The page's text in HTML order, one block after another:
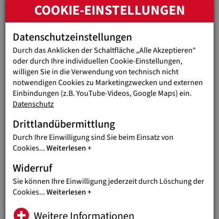
Schlosspark Schönbrunn wurde auch heuer wieder
Thomas Meyer Photography).
Großer Informationsbedarf in der Bevölkerung
Trotz steigender Bedeutung ist das Thema Vererben für viele
Menschen allerdings noch immer mit Unsicherheiten
verbunden: Nur rund ein Drittel der über 40-Jährigen hat
bereits ein Testament erstellt, während sich etwa die Hälfte
unzureichend informiert fühlt. Im Frühling finden daher
wieder – im Zuge der „Wochen des guten Testaments“ -
österreichweit zahlreiche kostenlose
Informationsveranstaltungen statt, bei denen Notarinnen und
Notare kompetent über alle Aspekte der vielfältigen
Erbschaftsthemen informieren. Termine und Orte, bei denen
auch Jugend Eine Welt vertreten sein wird, gibt eshier.
unverbindlichen Vorträgen herzlich ein.
COOKIE-EINSTELLUNGEN
Datenschutzeinstellungen
Durch das Anklicken der Schaltfläche „Alle Akzeptieren“
oder durch Ihre individuellen Cookie-Einstellungen,
willigen Sie in die Verwendung von technisch nicht
notwendigen Cookies zu Marketingzwecken und externen
Einbindungen (z.B. YouTube-Videos, Google Maps) ein.
Datenschutz
Drittlandübermittlung
Durch Ihre Einwilligung sind Sie beim Einsatz von
Cookies...Weiterlesen
Widerruf
Sie können Ihre Einwilligung jederzeit durch Löschung der
Cookies...Weiterlesen
Weitere Informationen